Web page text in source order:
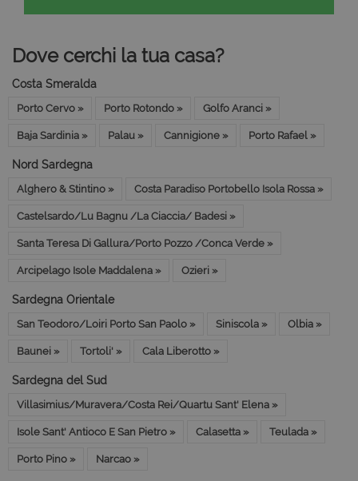
Dove cerchi la tua casa?
Costa Smeralda
Porto Cervo » Porto Rotondo » Golfo Aranci »
Baja Sardinia » Palau » Cannigione » Porto Rafael »
Nord Sardegna
Alghero & Stintino » Costa Paradiso Portobello Isola Rossa »
Castelsardo/Lu Bagnu /La Ciaccia/ Badesi »
Santa Teresa Di Gallura/Porto Pozzo /Conca Verde »
Arcipelago Isole Maddalena » Ozieri »
Sardegna Orientale
San Teodoro/Loiri Porto San Paolo » Siniscola » Olbia »
Baunei » Tortoli' » Cala Liberotto »
Sardegna del Sud
Villasimius/Muravera/Costa Rei/Quartu Sant' Elena »
Isole Sant' Antioco E San Pietro » Calasetta » Teulada »
Porto Pino » Narcao »